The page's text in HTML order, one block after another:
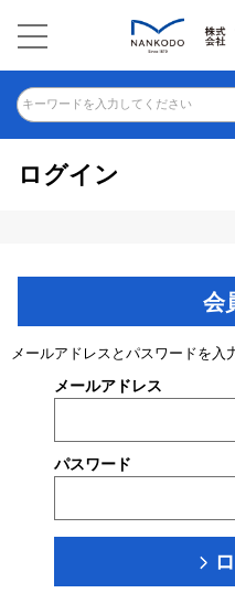
キーワードを入力してください
ログイン
会
メールアドレスとパスワードを入
メールアドレス
パスワード